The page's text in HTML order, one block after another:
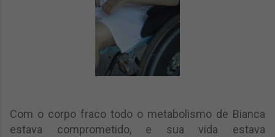
Com o corpo fraco todo o metabolismo de Bianca
estava comprometido, e sua vida estava